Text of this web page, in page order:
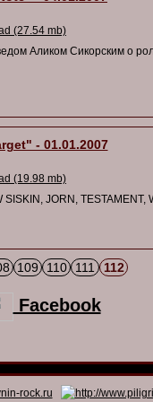
(27.54 mb)
Аликом Сикорским о
- 01.01.2007
(19.98 mb)
JORN, TESTAMENT,
109 110 111 112
Facebook